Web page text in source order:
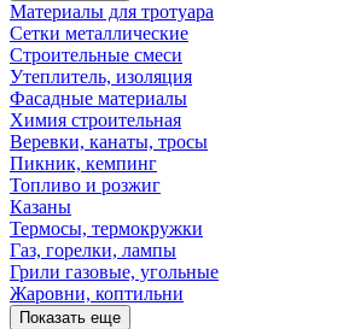
Материалы для тротуара
Сетки металлические
Строительные смеси
Утеплитель, изоляция
Фасадные материалы
Химия строительная
Веревки, канаты, тросы
Пикник, кемпинг
Топливо и розжиг
Казаны
Термосы, термокружки
Газ, горелки, лампы
Грили газовые, угольные
Жаровни, коптильни
Показать еще